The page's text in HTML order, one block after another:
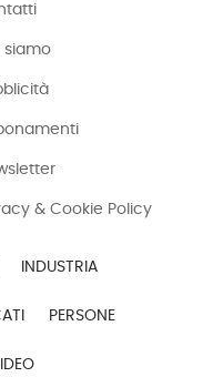
siamo
& Cookie Policy
INDUSTRIA
PERSONE